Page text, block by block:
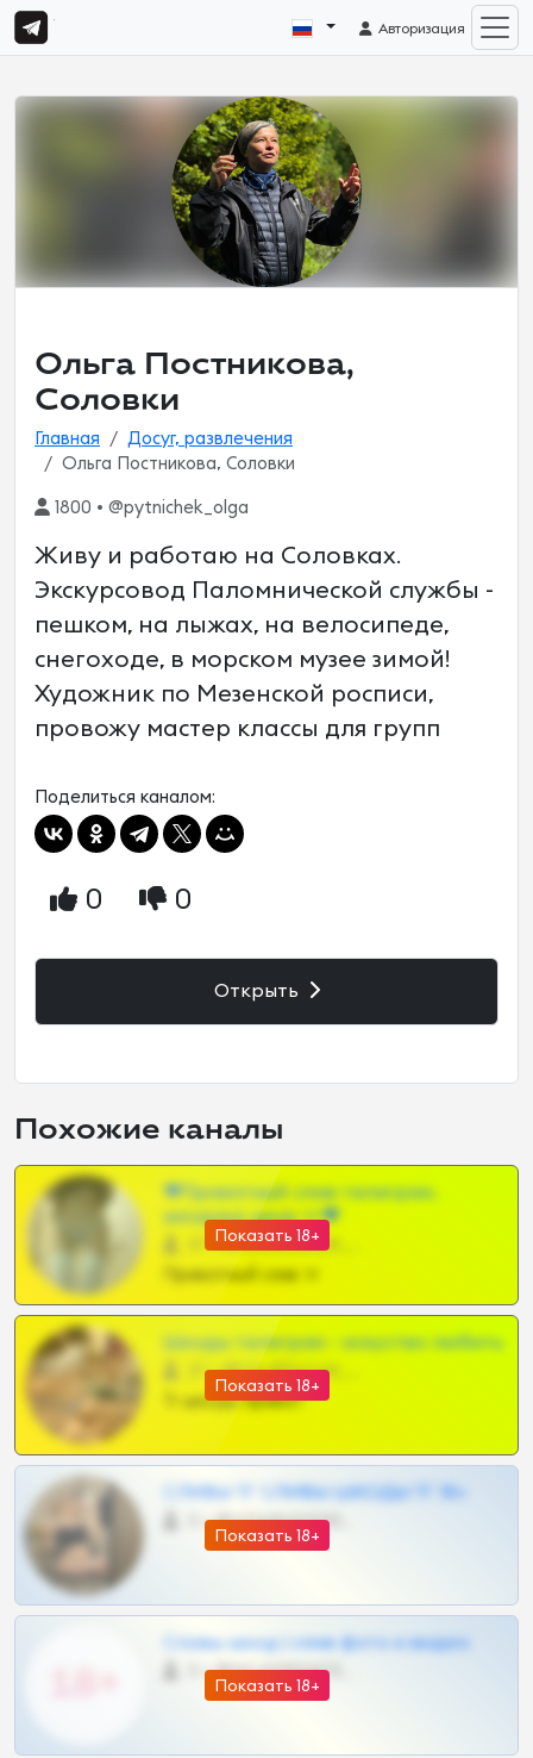
Авторизация
Ольга Постникова,
Соловки
Главная
Досуг, развлечения
Ольга Постникова, Соловки
1800 • @pytnichek_olga
Живу и работаю на Соловках.
Экскурсовод Паломнической службы -
пешком, на лыжах, на велосипеде,
снегоходе, в морском музее зимой!
Художник по Мезенской росписи,
провожу мастер классы для групп
Поделиться каналом:
0 0
Открыть
Похожие каналы
Показать 18+
❤Приватный слив телеграм,
шкодных шкур тг❤
57 •
Приватный слив тг
Показать 18+
Шкоды телеграм - искуство любить
27 •
Тг шкоды приват
Показать 18+
СЛИВЫ ТГ СЛИВЫ ШКОДЫ ТГ 18+
0 •
Показать 18+
Сливы шкод | слив фото и видео
0 •